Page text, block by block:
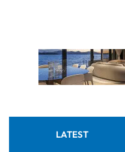
LATEST